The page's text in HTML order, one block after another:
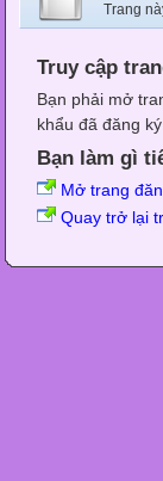
Trang
Truy cập
Bạn phải mở
khẩu đã đăng
Bạn làm gì
Mở trang
Quay trở lại